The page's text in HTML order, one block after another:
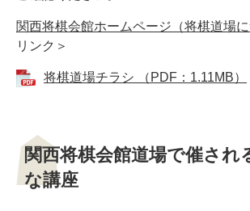
関西将棋会館ホームページ（将棋道場に
リンク＞
将棋道場チラシ （PDF：1.11MB）
関西将棋会館道場で催され
な講座